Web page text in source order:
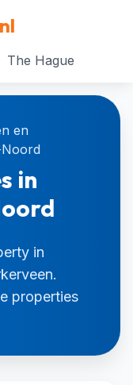
The Hague
en
in
in
properties